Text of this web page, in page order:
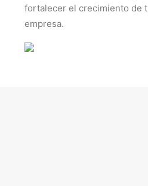
fortalecer el crecimiento de
empresa.